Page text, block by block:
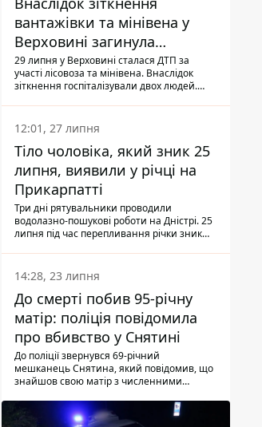
вантажівки та мінівена у
Верховині загинула
пасажирка, водійка - у
лікарні
29 липня у Верховині сталася ДТП за
участі лісовоза та мінівена. Внаслідок
зіткнення госпіталізували двох людей.
Також травми отримала водійка
автомобіля.
12:01, 27 липня
Тіло чоловіка, який зник 25
липня, виявили у річці на
Прикарпатті
Три дні рятувальники проводили
водолазно-пошукові роботи на Дністрі. 25
липня під час перепливання річки зник
виявили тіло.
14:28, 23 липня
До смерті побив 95-річну
матір: поліція повідомила
про вбивство у Снятині
До поліції звернувся 69-річний
мешканець Снятина, який повідомив, що
знайшов свою матір з численними
з'ясували правоохоронці, ці травми жінці
наніс її син.